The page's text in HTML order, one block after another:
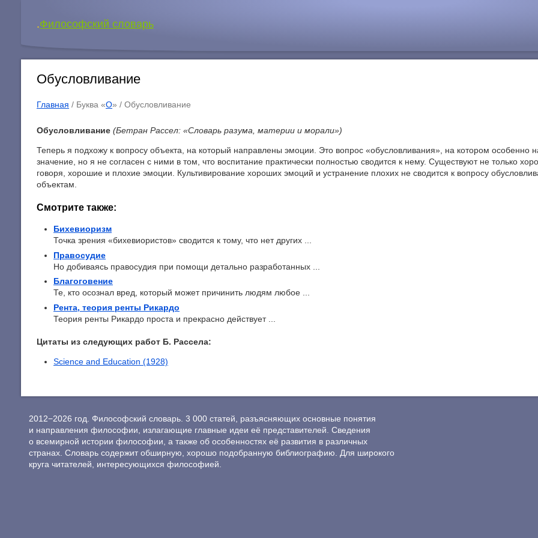
.Философский словарь
Обусловливание
Главная / Буква «О» / Обусловливание
Обусловливание (Бетран Рассел: «Словарь разума, материи и морали»)
Теперь я подхожу к вопросу объекта, на который направлены эмоции. Это вопрос «обусловливания», на котором
значение, но я не согласен с ними в том, что воспитание практически полностью сводится к нему. Существуют не только
говоря, хорошие и плохие эмоции. Культивирование хороших эмоций и устранение плохих не сводится к вопросу
объектам.
Смотрите также:
Бихевиоризм
Точка зрения «бихевиористов» сводится к тому, что нет других ...
Правосудие
Но добиваясь правосудия при помощи детально разработанных ...
Благоговение
Те, кто осознал вред, который может причинить людям любое ...
Рента, теория ренты Рикардо
Теория ренты Рикардо проста и прекрасно действует ...
Цитаты из следующих работ Б. Рассела:
Science and Education (1928)
2012−2026 год. Философский словарь. 3 000 статей, разъясняющих основные понятия
и направления философии, излагающие главные идеи её представителей. Сведения
о всемирной истории философии, а также об особенностях её развития в различных
странах. Словарь содержит обширную, хорошо подобранную библиографию. Для широкого
круга читателей, интересующихся философией.